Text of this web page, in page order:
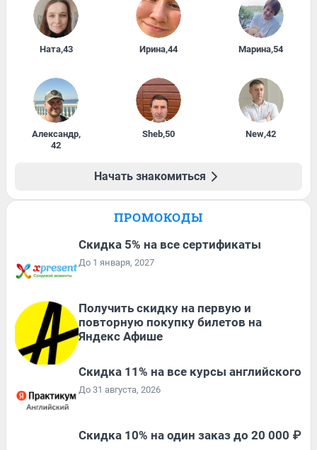
Ната,43 Ирина,44 Марина,54
Александр,
42
Sheb,50 New,42
Начать знакомиться
ПРОМОКОДЫ
Скидка 5% на все сертификаты
До 1 января, 2027
Получить скидку на первую и
повторную покупку билетов на
Яндекс Афише
Скидка 11% на все курсы английского
До 31 августа, 2026
Скидка 10% на один заказ до 20 000 ₽